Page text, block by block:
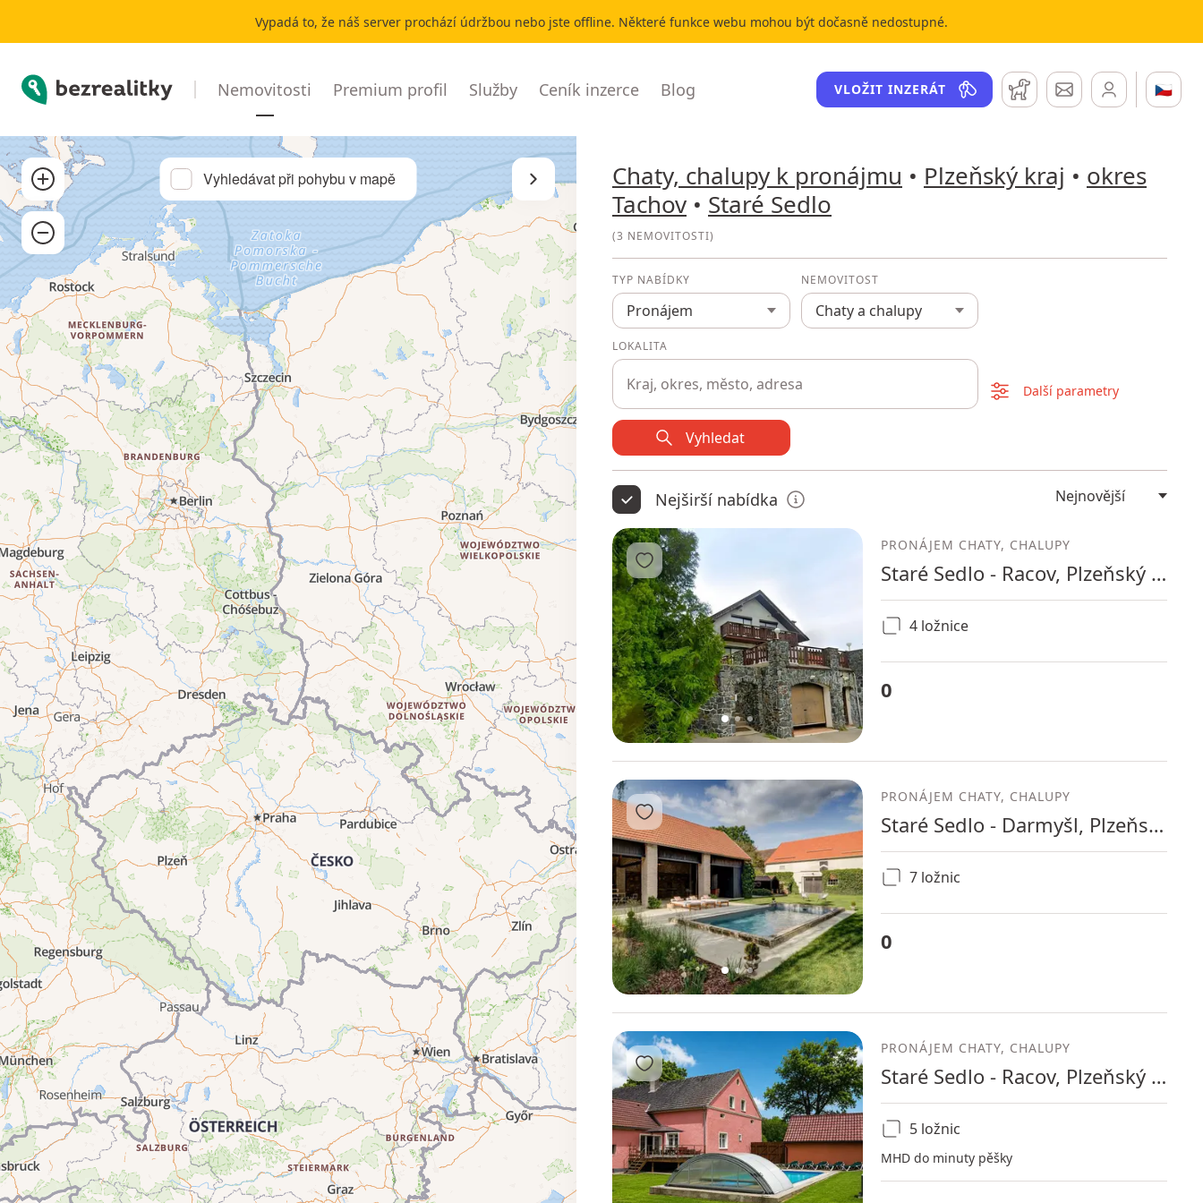
Vypadá to, že náš server prochází údržbou nebo jste offline. Některé funkce webu mohou být dočasně nedostupné.
Bezrealitky Nemovitosti Premium profil Služby Ceník inzerce Blog VLOŽIT INZERÁT Hlídací pesZprávy 🇨🇿
Přibližít
Oddálit
Vyhledávat při pohybu v mapě Skrýt seznamChaty, chalupy k pronájmu • Plzeňský kraj • okres
Tachov • Staré Sedlo
(3 NEMOVITOSTI)
TYP NABÍDKY
Pronájem
NEMOVITOST
Chaty a chalupy
LOKALITA
Další parametry
Vyhledat
Nejširší nabídka
12 3
Přidat do oblíbených
PRONÁJEM CHATY, CHALUPY
Staré Sedlo - Racov, Plzeňský kraj
4 ložnice
0
12 3
Přidat do oblíbených
PRONÁJEM CHATY, CHALUPY
Staré Sedlo - Darmyšl, Plzeňský kraj
7 ložnic
0
Přidat do oblíbených
PRONÁJEM CHATY, CHALUPY
Staré Sedlo - Racov, Plzeňský kraj
5 ložnic
MHD do minuty pěšky